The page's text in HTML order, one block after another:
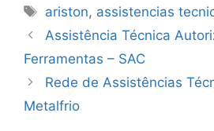
Tags
ariston, assistencias
Assistência Técnica
Ferramentas – SAC
Rede de Assistências
Metalfrio